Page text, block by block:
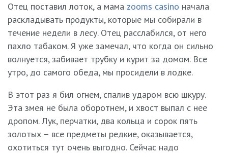
Отец поставил лоток, а мама zooms casino начала
раскладывать продукты, которые мы собирали в
течение недели в лесу. Отец расслабился, от него
пахло табаком. Я уже замечал, что когда он сильно
волнуется, забивает трубку и курит за домом. Все
утро, до самого обеда, мы просидели в лодке.
В этот раз я бил огнем, спалив ударом всю шкуру.
Эта змея не была оборотнем, и хвост выпал с нее
дропом. Лук, перчатки, два кольца и сорок пять
золотых – все предметы редкие, оказывается,
охотиться тут очень выгодно. Сейчас надо